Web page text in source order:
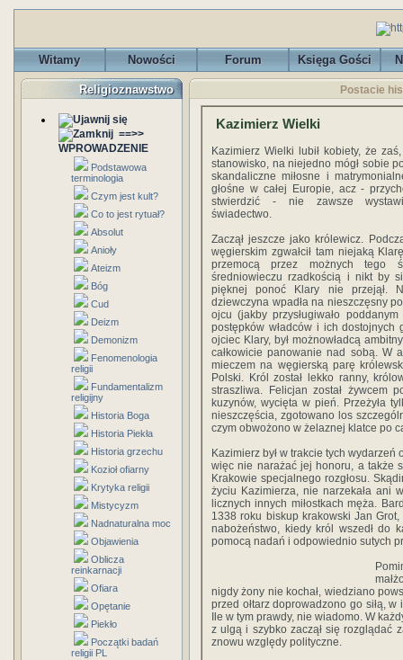
Witamy Nowości Forum Księga Gości
Religioznawstwo
==>>
WPROWADZENIE
Podstawowa
terminologia
Czym jest kult?
Co to jest rytuał?
Absolut
Anioły
Ateizm
Bóg
Cud
Deizm
Demonizm
Fenomenologia
religii
Fundamentalizm
religijny
Historia Boga
Historia Piekła
Historia grzechu
Kozioł ofiarny
Krytyka religii
Mistycyzm
Nadnaturalna moc
Objawienia
Oblicza
reinkarnacji
Ofiara
Opętanie
Piekło
Początki badań
religii PL
Postacie
Kazimierz Wielki
Kazimierz Wielki lubił kobiety, że
stanowisko, na niejedno mógł sobie
skandaliczne miłosne i
głośne w całej Europie, acz -
stwierdzić - nie zawsze
świadectwo.
Zaczął jeszcze jako królewicz.
węgierskim zgwałcił tam niejaką
przemocą przez możnych tego
średniowieczu rzadkością i nikt by
pięknej ponoć Klary nie przejął.
dziewczyna wpadła na nieszczęsny
ojcu (jakby przysługiwało
postępków władców i ich dostojnych
ojciec Klary, był możnowładcą
całkowicie panowanie nad sobą. W
mieczem na węgierską parę
Polski. Król został lekko ranny,
straszliwa. Felicjan został żywcem
kuzynów, wycięta w pień. Przeżyła
nieszczęścia, zgotowano los
czym obwożono w żelaznej klatce po
Kazimierz był w trakcie tych
więc nie narażać jej honoru, a także
Krakowie specjalnego rozgłosu.
życiu Kazimierza, nie narzekała ani
licznych innych miłostkach męża.
1338 roku biskup krakowski Jan
nabożeństwo, kiedy król wszedł do
pomocą nadań i odpowiednio sutych
nigdy żony nie kochał, wiedziano
przed ołtarz doprowadzono go siłą,
Ile w tym prawdy, nie wiadomo. W
z ulgą i szybko zaczął się rozglądać
znowu względy polityczne.